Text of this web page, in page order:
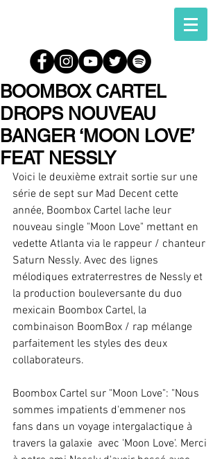
BOOMBOX CARTEL
DROPS NOUVEAU
BANGER ‘MOON LOVE’
FEAT NESSLY
Voici le deuxième extrait sortie sur une
série de sept sur Mad Decent cette
année, Boombox Cartel lache leur
nouveau single "Moon Love" mettant en
vedette Atlanta via le rappeur / chanteur
Saturn Nessly. Avec des lignes
mélodiques extraterrestres de Nessly et
la production bouleversante du duo
mexicain Boombox Cartel, la
combinaison BoomBox / rap mélange
parfaitement les styles des deux
collaborateurs.
Boombox Cartel sur "Moon Love": "Nous
sommes impatients d'emmener nos
fans dans un voyage intergalactique à
travers la galaxie  avec 'Moon Love'. Merci